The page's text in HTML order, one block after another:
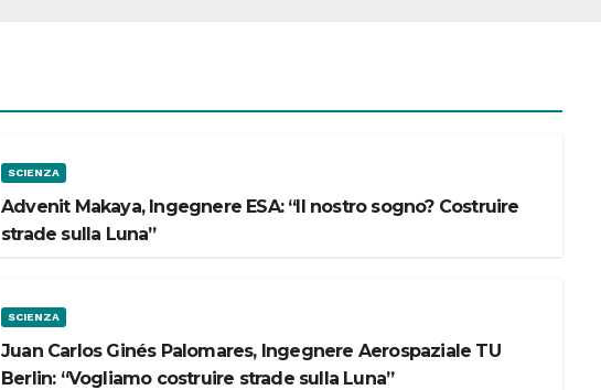
SCIENZA
Advenit Makaya, Ingegnere ESA: “Il nostro sogno? Costruire
strade sulla Luna”
SCIENZA
Juan Carlos Ginés Palomares, Ingegnere Aerospaziale TU
Berlin: “Vogliamo costruire strade sulla Luna”